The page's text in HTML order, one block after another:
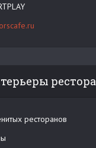
ресторанов